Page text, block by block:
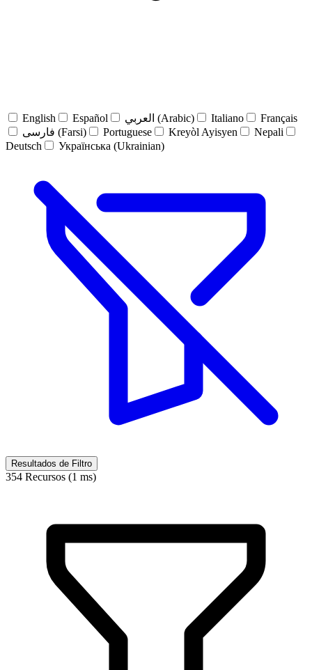
English Español العربي (Arabic) Italiano
Français
فارسی (Farsi)
Portuguese Kreyòl Ayisyen
Nepali
Deutsch
Українська (Ukrainian)
Resultados de Filtro
354 Recursos (1 ms)